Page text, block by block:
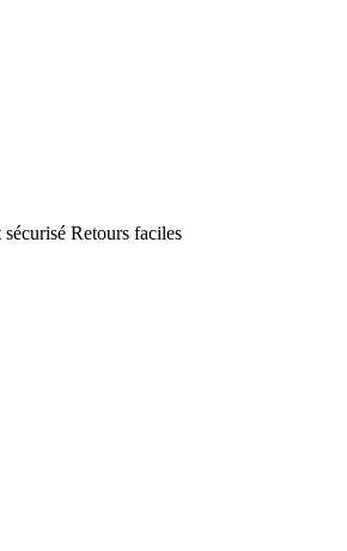
sécurisé Retours faciles